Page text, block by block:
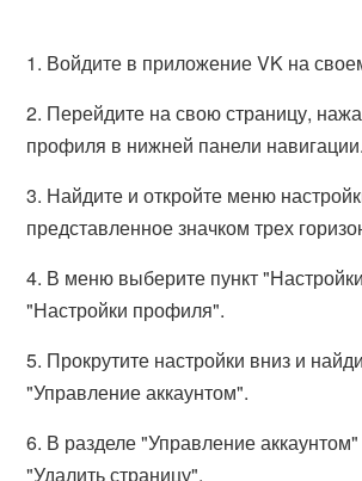
1. Войдите в приложение VK на
2. Перейдите на свою страницу,
профиля в нижней панели навигации.
3. Найдите и откройте меню
представленное значком трех
4. В меню выберите пункт
"Настройки профиля".
5. Прокрутите настройки вниз и
"Управление аккаунтом".
6. В разделе "Управление
"Удалить страницу".